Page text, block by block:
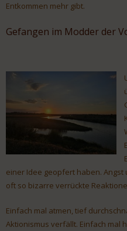
Entkommen mehr gibt.
Gefangen im Modder der
einer Idee geopfert haben.
oft so bizarre verrückte
Einfach mal atmen, tief
Aktionismus verfällt. Einfach mal